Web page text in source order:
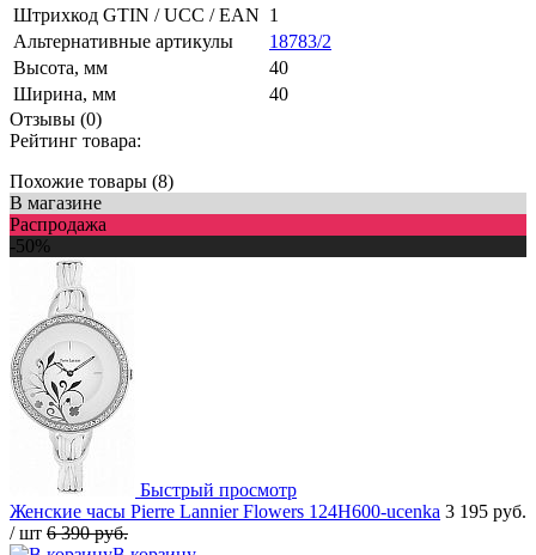
Штрихкод GTIN / UCC / EAN 1
Альтернативные артикулы
18783/2
Высота, мм
40
Ширина, мм
40
Отзывы (0)
Рейтинг товара:
Похожие товары (8)
В магазине
Распродажа
-50%
Быстрый просмотр
Женские часы Pierre Lannier Flowers 124H600-ucenka 3 195 руб.
/ шт 6 390 руб.